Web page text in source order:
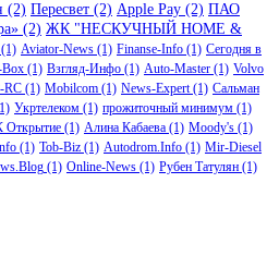
(2) Пересвет (2) Apple Pay (2) ПАО
(2) ЖК "НЕСКУЧНЫЙ HOME &
(1) Aviator-News (1) Finanse-Info (1) Сегодня в
Box (1) Взгляд-Инфо (1) Auto-Master (1) Volvo
RC (1) Mobilcom (1) News-Expert(1) Сальман
Укртелеком (1) прожиточный минимум (1)
Открытие (1) Алина Кабаева (1) Moody's (1)
(1) Tob-Biz (1) Autodrom.Info (1) Mir-Diesel
(1) Online-News (1) Рубен Татулян (1)